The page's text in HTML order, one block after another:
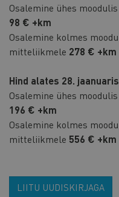
Osalemine ühes
98 € +km
Osalemine kolmes
mitteliikmele 278 € +km
Hind alates 28.
Osalemine ühes
196 € +km
Osalemine kolmes
mitteliikmele 556 € +km
LIITU UUDISKIRJAGA